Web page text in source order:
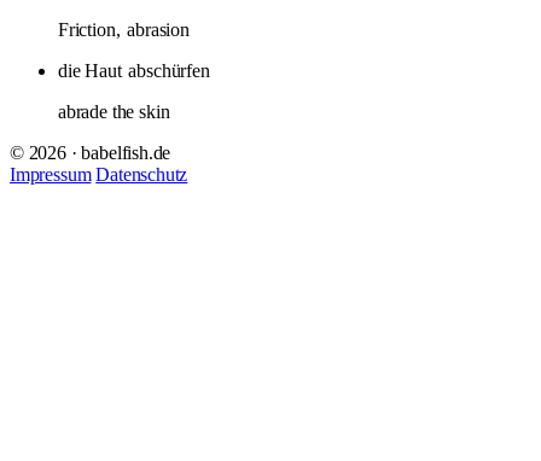
Friction, abrasion
die Haut abschürfen
abrade the skin
© 2026 · babelfish.de
Impressum Datenschutz